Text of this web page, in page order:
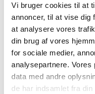
Vi bruger cookies til at
annoncer, til at vise dig
at analysere vores
din brug af vores
for sociale medier,
analysepartnere. Vores
data med andre
de har indsamlet fra